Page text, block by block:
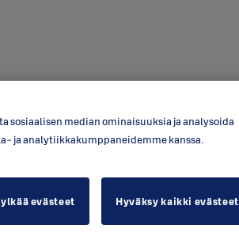
sosiaalisen median ominaisuuksia ja analysoida
ja analytiikkakumppaneidemme kanssa.
evästeet
Hyväksy kaikki evästeet